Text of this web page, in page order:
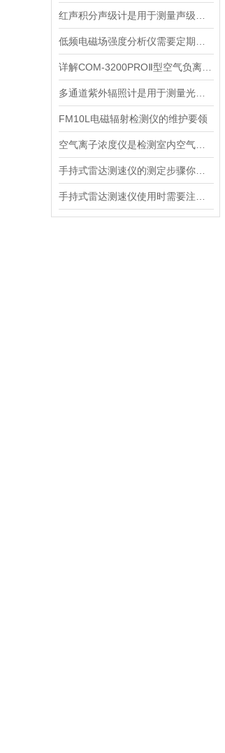
FM10L电磁辐射检测仪的维护要领